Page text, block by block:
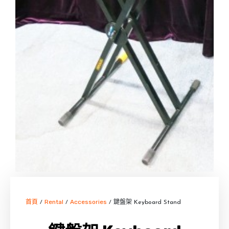
首頁 / Rental / Accessories / 鍵盤架 Keyboard Stand